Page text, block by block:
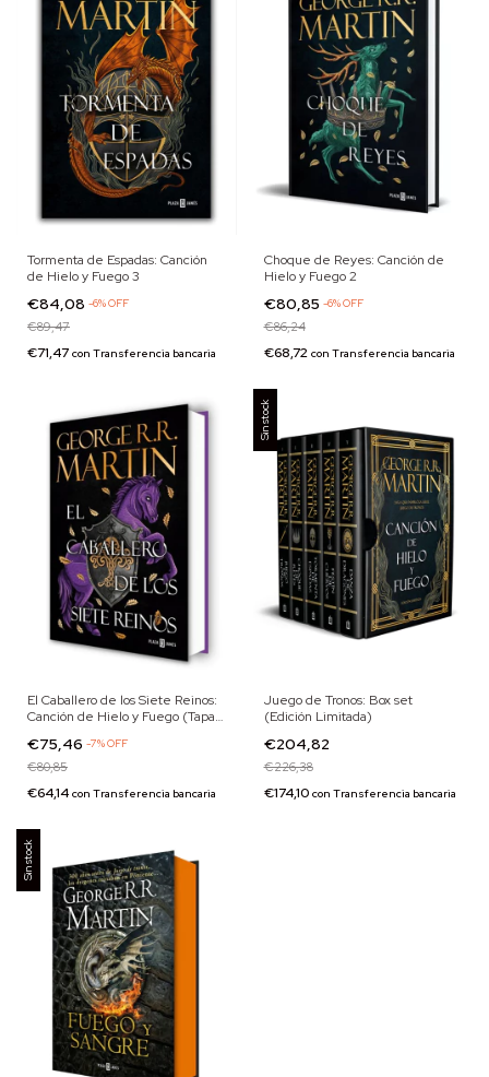
Tormenta de Espadas: Canción
de Hielo y Fuego 3
€84,08 -6%OFF
€89,47
€71,47 con Transferencia bancaria
Choque de Reyes: Canción de
Hielo y Fuego 2
€80,85 -6%OFF
€86,24
€68,72 con Transferencia bancaria
El Caballero de los Siete Reinos:
Canción de Hielo y Fuego (Tapa
€75,46 -7%OFF
€80,85
€64,14 con Transferencia bancaria
Sin stock
Juego de Tronos: Box set
(Edición Limitada)
€204,82
€226,38
€174,10 con Transferencia bancaria
Sin stock